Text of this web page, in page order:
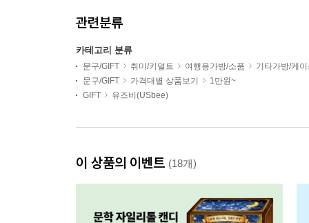
관련분류
카테고리 분류
문구/GIFT 취미/키덜트 여행용가방/소품
기타가방/케
문구/GIFT
가격대별 상품보기
1만원~
GIFT
유즈비(USbee)
이 상품의 이벤트 (18개)